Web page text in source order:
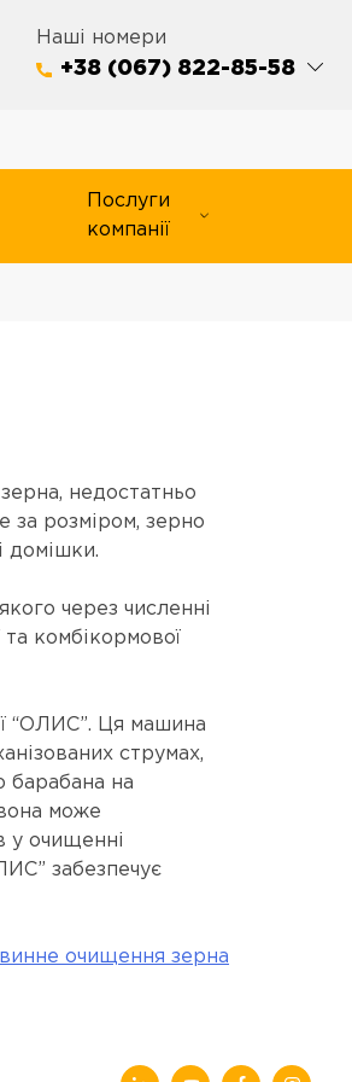
Наші номери
+38 (067) 822-85-58
Послуги
компанії
недостатньо
за розміром, зерно
домішки.
через численні
комбікормової
“ОЛИС”. Ця машина
струмах,
барабана на
може
у очищенні
забезпечує
очищення зерна